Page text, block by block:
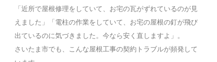
「近所で屋根修理をしていて、お宅の瓦がずれているのが見
えました」「電柱の作業をしていて、お宅の屋根の釘が飛び
出ているのに気づきました。今なら安く直しますよ」。
さいたま市でも、こんな屋根工事の契約トラブルが頻発して